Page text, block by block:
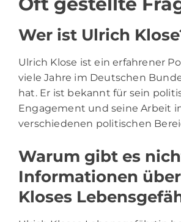
Wer ist Ulrich
Ulrich Klose ist ein erfahrener
viele Jahre im Deutschen
hat. Er ist bekannt für sein
Engagement und seine Arbeit
verschiedenen politischen
Warum gibt es
Informationen
Kloses